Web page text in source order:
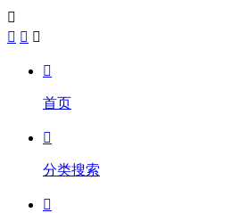

  

首页

分类搜索
